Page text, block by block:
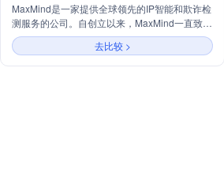
MaxMind是一家提供全球领先的IP智能和欺诈检
测服务的公司。自创立以来，MaxMind一直致力
于通过其GeoIP®技术和minFraud服务，帮助企
业实时识别和预防在线欺诈，保护数十亿笔交易
的安全。公司的产品包括IP地理位置数据库、代
去比较 >